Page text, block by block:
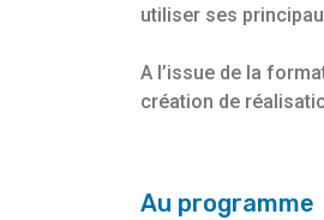
utiliser ses
A l’issue de la
création de
Au programme